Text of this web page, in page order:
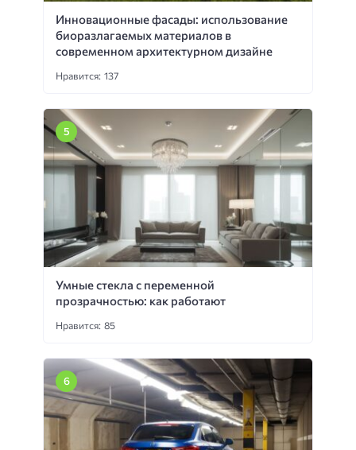
Инновационные фасады: использование
биоразлагаемых материалов в
современном архитектурном дизайне
Нравится: 137
Умные стекла с переменной
прозрачностью: как работают
Нравится: 85